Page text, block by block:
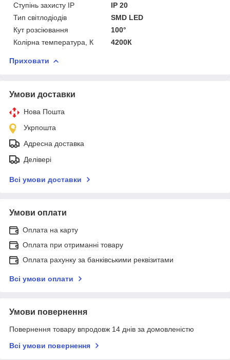
Ступінь захисту IP
IP 20
Тип світлодіодів
SMD LED
Кут розсіювання
100°
Колірна температура, К
4200К
Приховати
Умови доставки
Нова Пошта
Укрпошта
Адресна доставка
Делівері
Всі умови доставки
Умови оплати
Оплата на карту
Оплата при отриманні товару
Оплата рахунку за банківськими реквізитами
Всі умови оплати
Умови повернення
Повернення товару впродовж 14 днів за домовленістю
Всі умови повернення